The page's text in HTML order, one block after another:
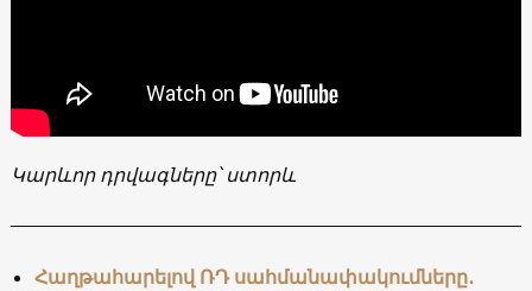
Կարևոր դրվագները՝ ստորև
Հաղթահարելով ՌԴ սահմանափակումները․